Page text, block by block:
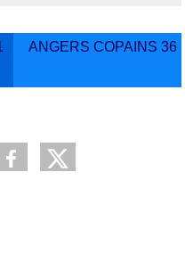
ANGERS COPAINS 36